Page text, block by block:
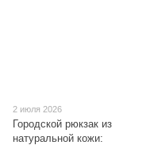
2 июля 2026
Городской рюкзак из
натуральной кожи: